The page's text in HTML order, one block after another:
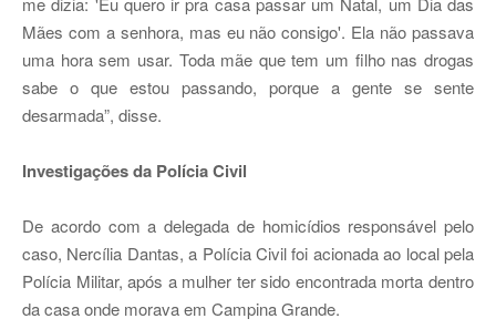
Mães com a senhora, mas eu não consigo'. Ela não passava
uma hora sem usar. Toda mãe que tem um filho nas drogas
sabe o que estou passando, porque a gente se sente
desarmada”, disse.
Investigações da Polícia Civil
De acordo com a delegada de homicídios responsável pelo
caso, Nercília Dantas, a Polícia Civil foi acionada ao local pela
Polícia Militar, após a mulher ter sido encontrada morta dentro
da casa onde morava em Campina Grande.